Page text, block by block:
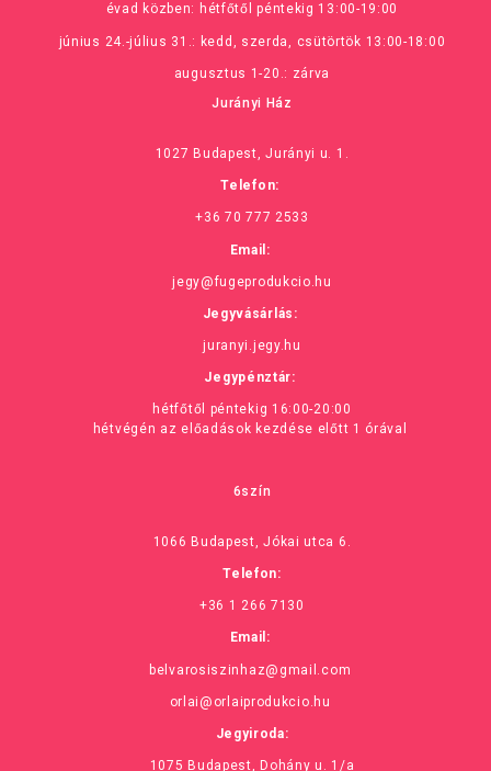
évad közben: hétfőtől péntekig 13:00-19:00
június 24.-július 31.: kedd, szerda, csütörtök 13:00-18:00
augusztus 1-20.: zárva
Jurányi Ház
1027 Budapest, Jurányi u. 1.
Telefon:
+36 70 777 2533
Email:
jegy@fugeprodukcio.hu
Jegyvásárlás:
juranyi.jegy.hu
Jegypénztár:
hétfőtől péntekig 16:00-20:00
hétvégén az előadások kezdése előtt 1 órával
6szín
1066 Budapest, Jókai utca 6.
Telefon:
+36 1 266 7130
Email:
belvarosiszinhaz@gmail.com
orlai@orlaiprodukcio.hu
Jegyiroda:
1075 Budapest, Dohány u. 1/a